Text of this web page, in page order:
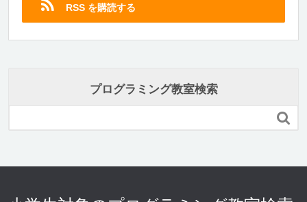
RSS を購読する
プログラミング教室検索
